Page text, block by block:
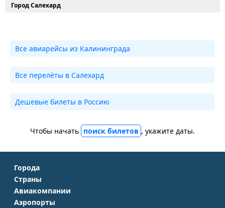
Город Салехард
Все авиарейсы из Калининграда
Все перелёты в Салехард
Дешевые билеты в Россию
Чтобы начать поиск билетов , укажите даты.
Города
Москва
Санкт-Петербург
Страны
Крым
Авиакомпании
Аэрофлот
Аэропорты